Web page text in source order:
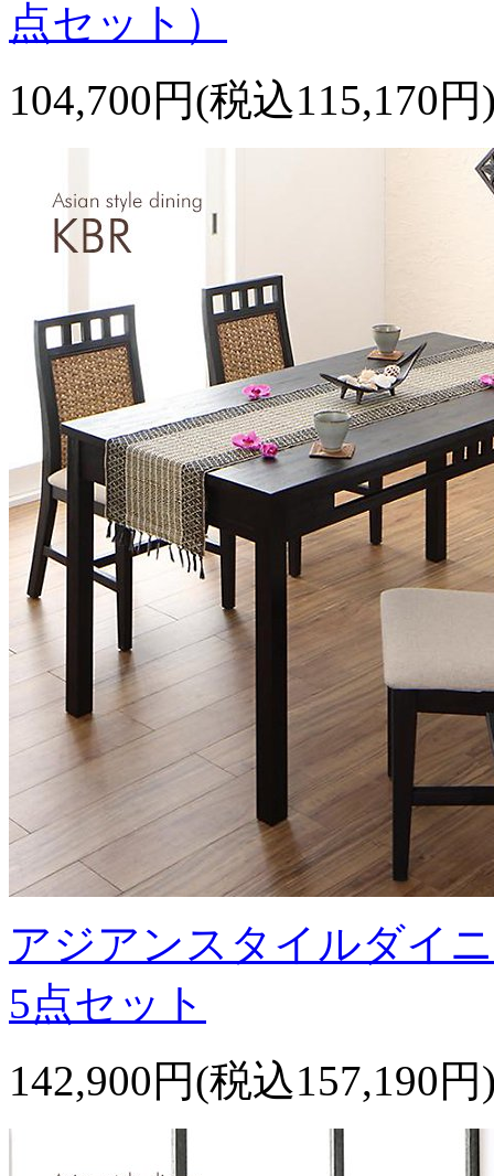
点セット）
104,700円(税込115,170円
アジアンスタイルダイ
5点セット
142,900円(税込157,190円